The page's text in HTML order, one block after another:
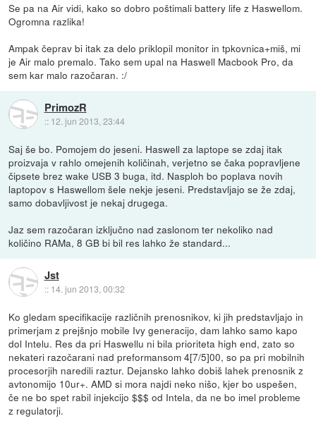
Se pa na Air vidi, kako so dobro poštimali battery life z Haswellom.
Ogromna razlika!
Ampak čeprav bi itak za delo priklopil monitor in tpkovnica+miš, mi
je Air malo premalo. Tako sem upal na Haswell Macbook Pro, da
sem kar malo razočaran. :/
PrimozR
:: 12. jun 2013, 23:44
Saj še bo. Pomojem do jeseni. Haswell za laptope se zdaj itak
proizvaja v rahlo omejenih količinah, verjetno se čaka popravljene
čipsete brez wake USB 3 buga, itd. Nasploh bo poplava novih
laptopov s Haswellom šele nekje jeseni. Predstavljajo se že zdaj,
samo dobavljivost je nekaj drugega.
Jaz sem razočaran izključno nad zaslonom ter nekoliko nad
količino RAMa, 8 GB bi bil res lahko že standard...
Jst
:: 14. jun 2013, 00:32
Ko gledam specifikacije različnih prenosnikov, ki jih predstavljajo in
primerjam z prejšnjo mobile Ivy generacijo, dam lahko samo kapo
dol Intelu. Res da pri Haswellu ni bila prioriteta high end, zato so
nekateri razočarani nad preformansom 4[7/5]00, so pa pri mobilnih
procesorjih naredili raztur. Dejansko lahko dobiš lahek prenosnik z
avtonomijo 10ur+. AMD si mora najdi neko nišo, kjer bo uspešen,
če ne bo spet rabil injekcijo $$$ od Intela, da ne bo imel probleme
z regulatorji.